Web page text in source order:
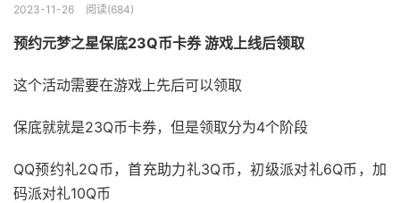
2023-11-26 阅读(684)
预约元梦之星保底23Q币卡券 游戏上线后领取
这个活动需要在游戏上先后可以领取
保底就就是23Q币卡券，但是领取分为4个阶段
QQ预约礼2Q币，首充助力礼3Q币，初级派对礼6Q币，加
码派对礼10Q币